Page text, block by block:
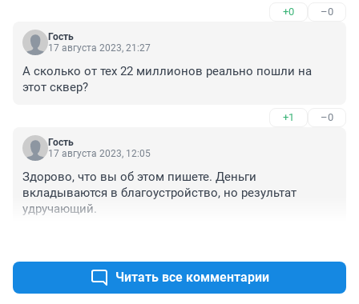
+0 –0
Гость
17 августа 2023, 21:27
А сколько от тех 22 миллионов реально пошли на
этот сквер?
+1 –0
Гость
17 августа 2023, 12:05
Здорово, что вы об этом пишете. Деньги
вкладываются в благоустройство, но результат
удручающий.
Читать все комментарии